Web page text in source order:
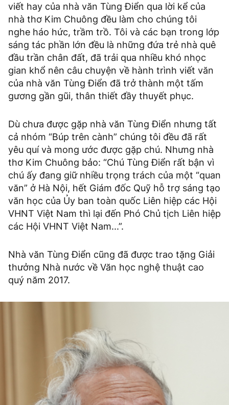
viết hay của nhà văn Tùng Điển qua lời kể của
nhà thơ Kim Chuông đều làm cho chúng tôi
nghe háo hức, trầm trồ. Tôi và các bạn trong lớp
sáng tác phần lớn đều là những đứa trẻ nhà quê
đầu trần chân đất, đã trải qua nhiều khó nhọc
gian khổ nên câu chuyện về hành trình viết văn
của nhà văn Tùng Điển đã trở thành một tấm
gương gần gũi, thân thiết đầy thuyết phục.
Dù chưa được gặp nhà văn Tùng Điển nhưng tất
cả nhóm “Búp trên cành” chúng tôi đều đã rất
yêu quí và mong ước được gặp chú. Nhưng nhà
thơ Kim Chuông bảo: “Chú Tùng Điển rất bận vì
chú ấy đang giữ nhiều trọng trách của một “quan
văn” ở Hà Nội, hết Giám đốc Quỹ hỗ trợ sáng tạo
văn học của Ủy ban toàn quốc Liên hiệp các Hội
VHNT Việt Nam thì lại đến Phó Chủ tịch Liên hiệp
các Hội VHNT Việt Nam...”.
Nhà văn Tùng Điển cũng đã được trao tặng Giải
thưởng Nhà nước về Văn học nghệ thuật cao
quý năm 2017.